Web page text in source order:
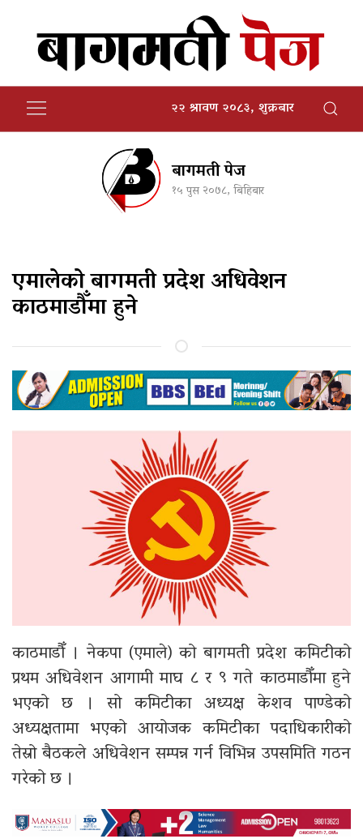
२२ श्रावण २०८३, शुक्रबार
बागमती पेज
१५ पुस २०७८, बिहिबार
एमालेको बागमती प्रदेश अधिवेशन
काठमाडौँमा हुने
काठमाडौँ । नेकपा (एमाले) को बागमती प्रदेश कमिटीको
प्रथम अधिवेशन आगामी माघ ८ र ९ गते काठमाडौँमा हुने
भएको छ । सो कमिटीका अध्यक्ष केशव पाण्डेको
अध्यक्षतामा भएको आयोजक कमिटीका पदाधिकारीको
तेस्रो बैठकले अधिवेशन सम्पन्न गर्न विभिन्न उपसमिति गठन
गरेको छ ।